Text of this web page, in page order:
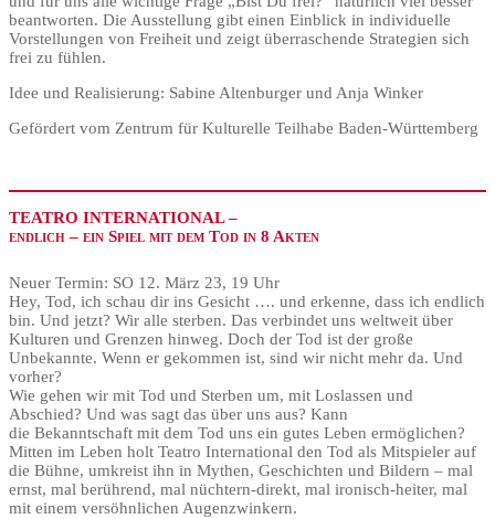
beantworten. Die Ausstellung gibt einen Einblick in individuelle
Vorstellungen von Freiheit und zeigt überraschende Strategien sich
frei zu fühlen.
Idee und Realisierung: Sabine Altenburger und Anja Winker
Gefördert vom Zentrum für Kulturelle Teilhabe Baden-Württemberg
TEATRO INTERNATIONAL –
endlich – ein Spiel mit dem Tod in 8 Akten
Neuer Termin: SO 12. März 23, 19 Uhr
Hey, Tod, ich schau dir ins Gesicht …. und erkenne, dass ich endlich
bin. Und jetzt? Wir alle sterben. Das verbindet uns weltweit über
Kulturen und Grenzen hinweg. Doch der Tod ist der große
Unbekannte. Wenn er gekommen ist, sind wir nicht mehr da. Und
vorher?
Wie gehen wir mit Tod und Sterben um, mit Loslassen und
Abschied? Und was sagt das über uns aus? Kann
die Bekanntschaft mit dem Tod uns ein gutes Leben ermöglichen?
Mitten im Leben holt Teatro International den Tod als Mitspieler auf
die Bühne, umkreist ihn in Mythen, Geschichten und Bildern – mal
ernst, mal berührend, mal nüchtern-direkt, mal ironisch-heiter, mal
mit einem versöhnlichen Augenzwinkern.